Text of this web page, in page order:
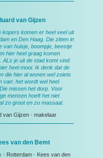
van Gijzen
kopers komen er heel veel uit
en Den Haag. Die zitten in
van huisje, boompje, beestje
hier heel graag komen
ALs je uit de stad komt vind
heel mooi. Ik denk dat de
die hier al wonen wel zoiets
van: het wordt wel heel
missen het dorp. Voor
mensen hoeft het niet
zo groot en zo massaal.
van Gijzen - makelaar
van den Bemt
- Rotterdam - Kees van den